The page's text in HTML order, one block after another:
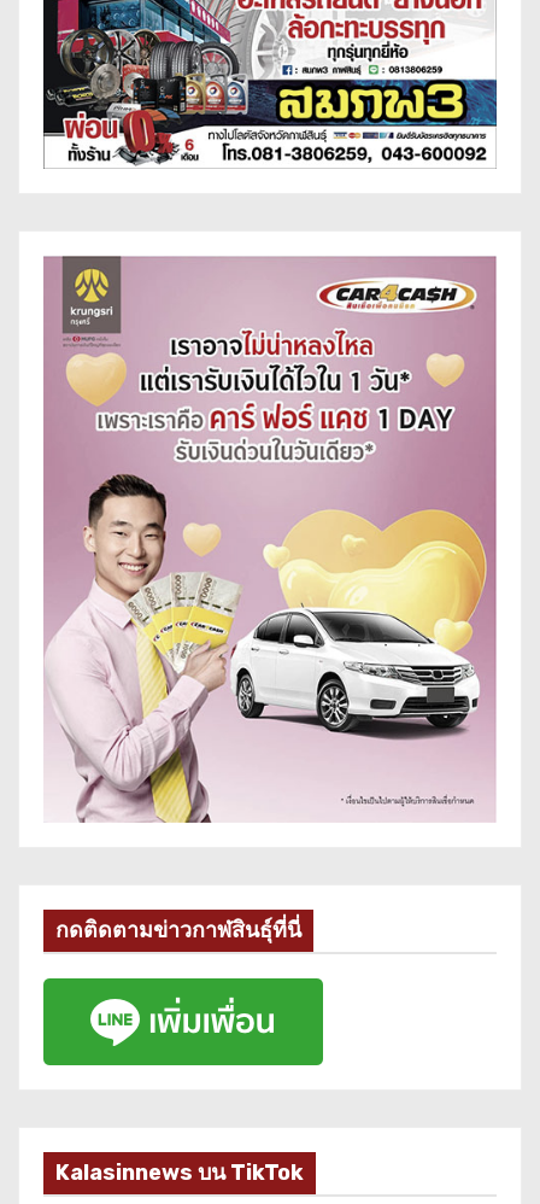
กดติดตามข่าวกาฬสินธุ์ที่นี่
Kalasinnews บน TikTok